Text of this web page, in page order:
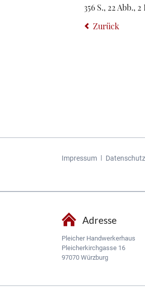
356 S., 22 Abb.,
Zurück
Navigation
Impressum Datenschutz
Adresse
Pleicher Handwerkerhaus
Pleicherkirchgasse 16
97070 Würzburg